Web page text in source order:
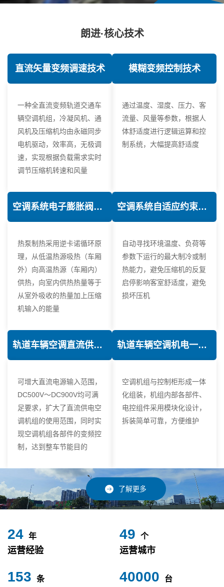
朗进·核心技术
直流矢量变频调速技术
一种全直流变频轨道交通车
辆空调机组，冷凝风机、通
风机及压缩机均由永磁同步
电机驱动，效率高，无极调
速，实现根据负载需求实时
调节压缩机转速和风量
模糊变频控制技术
通过温度、湿度、压力、客
流量、风量等参数，根据人
体舒适度进行逻辑运算和控
制系统，大幅提高舒适度
空调系统电子膨胀阀热力学优化技术
热泵制热采用逆卡诺循环原
理，从低温热源吸热（车厢
外）向高温热源（车厢内）
供热，向室内供热热量等于
从室外吸收的热量加上压缩
机输入的能量
空调系统自适应约束控制技术
自动寻找环境温度、负荷等
参数下运行的最大制冷或制
热能力，避免压缩机的反复
启停影响客室舒适度，避免
损坏压机
轨道车辆空调直流供电技术
可增大直流电源输入范围，
DC500V～DC900V均可满
足要求，扩大了直流供电空
调机组的使用范围，同时实
现空调机组各部件的变频控
制，达到整车节能目的
轨道车辆空调机电一体化技术
空调机组与控制柜形成一体
化组装，机组内部各部件、
电控组件采用模块化设计，
拆装简单可靠，方便维护
了解更多
24 年
运营经验
49 个
运营城市
153 条 40000 台